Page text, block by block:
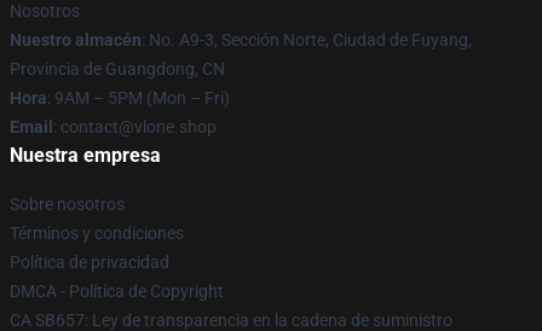
Nosotros
Nuestro almacén: No. A9-3, Sección Norte, Ciudad de Fuyang,
Provincia de Guangdong, CN
Hora: 9AM – 5PM (Mon – Fri)
Email : contact@vlone.shop
Nuestra empresa
Sobre nosotros
Términos y condiciones
Política de privacidad
DMCA - Política de Copyright
CA SB657: Ley de transparencia en la cadena de suministro